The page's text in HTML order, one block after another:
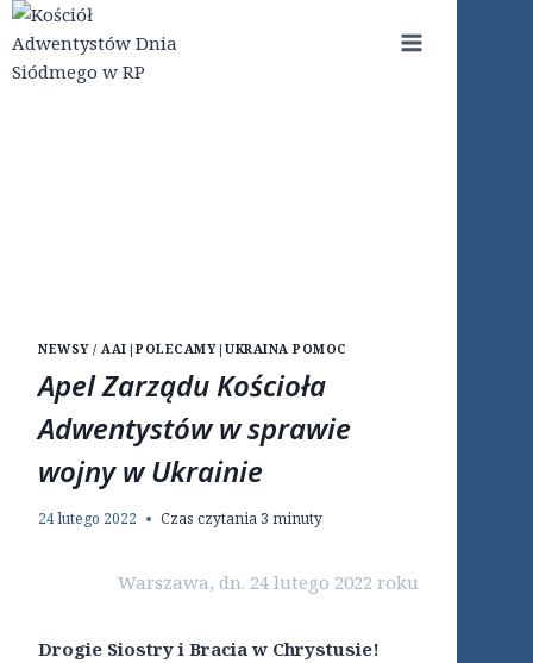
Przejdź
do
treści
NEWSY / AAI |POLECAMY|UKRAINA POMOC
Apel Zarządu Kościoła
Adwentystów w sprawie
wojny w Ukrainie
24 lutego 2022 Czas czytania 3 minuty
Warszawa, dn. 24 lutego 2022 roku
Drogie Siostry i Bracia w Chrystusie!